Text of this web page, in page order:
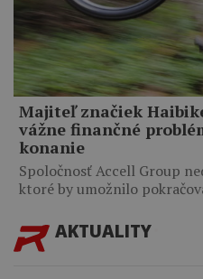
Majiteľ značiek
vážne finančné
konanie
Spoločnosť Accell Group
ktoré by umožnilo
AKTUALITY